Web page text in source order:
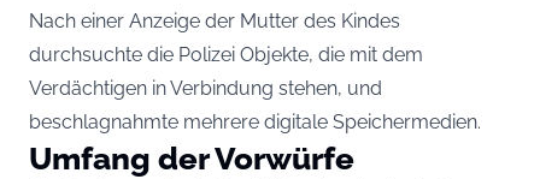
Nach einer Anzeige der Mutter des Kindes
durchsuchte die Polizei Objekte, die mit dem
Verdächtigen in Verbindung stehen, und
beschlagnahmte mehrere digitale Speichermedien.
Umfang der Vorwürfe